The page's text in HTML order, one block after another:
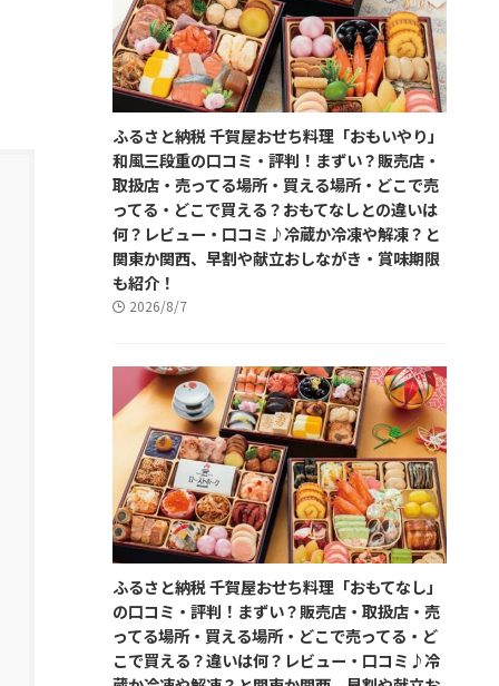
ふるさと納税 千賀屋おせち料理「おもいやり」
和風三段重の口コミ・評判！まずい？販売店・
取扱店・売ってる場所・買える場所・どこで売
ってる・どこで買える？おもてなしとの違いは
何？レビュー・口コミ♪冷蔵か冷凍や解凍？と
関東か関西、早割や献立おしながき・賞味期限
も紹介！
2026/8/7
ふるさと納税 千賀屋おせち料理「おもてなし」
の口コミ・評判！まずい？販売店・取扱店・売
ってる場所・買える場所・どこで売ってる・ど
こで買える？違いは何？レビュー・口コミ♪冷